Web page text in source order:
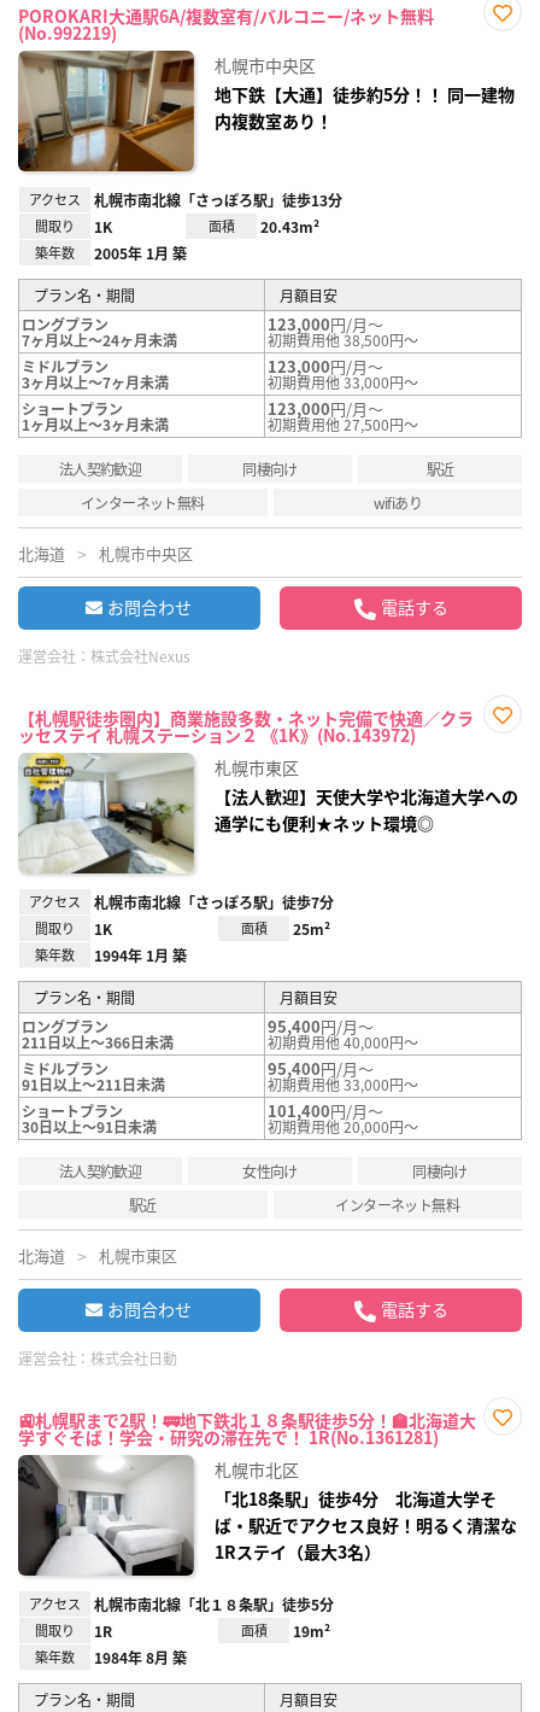
POROKARI大通駅6A/複数室有/バルコニー/ネット無料
(No.992219)
録
札幌市中央区
地下鉄【大通】徒歩約5分！！ 同一建物
内複数室あり！
アクセス 札幌市南北線「さっぽろ駅」徒歩13分
間取り 1K 面積 20.43m²
築年数 2005年 1月 築
プラン名・期間
月額目安
ロングプラン
7ヶ月以上～24ヶ月未満
123,000円/月～
初期費用他 38,500円～
ミドルプラン
3ヶ月以上～7ヶ月未満
123,000円/月～
初期費用他 33,000円～
ショートプラン
1ヶ月以上～3ヶ月未満
123,000円/月～
初期費用他 27,500円～
法人契約歓迎 同棲向け
駅近
インターネット無料
wifiあり
北海道 札幌市中央区
お問合わせ 電話する
運営会社： 株式会社Nexus
【札幌駅徒歩圏内】商業施設多数・ネット完備で快適／クラ
ッセステイ 札幌ステーション２ 《1K》(No.143972)
録
札幌市東区
【法人歓迎】天使大学や北海道大学への
通学にも便利★ネット環境◎
アクセス 札幌市南北線「さっぽろ駅」徒歩7分
間取り 1K 面積 25m²
築年数 1994年 1月 築
プラン名・期間
月額目安
ロングプラン
211日以上～366日未満
95,400円/月～
初期費用他 40,000円～
ミドルプラン
91日以上～211日未満
95,400円/月～
初期費用他 33,000円～
ショートプラン
30日以上～91日未満
101,400円/月～
初期費用他 20,000円～
法人契約歓迎 女性向け
同棲向け
駅近
インターネット無料
北海道 札幌市東区
お問合わせ 電話する
運営会社： 株式会社日動
🚉札幌駅まで2駅！🚃地下鉄北１８条駅徒歩5分！🏫北海道大
学すぐそば！学会・研究の滞在先で！ 1R(No.1361281)
録
札幌市北区
「北18条駅」徒歩4分 北海道大学そ
ば・駅近でアクセス良好！明るく清潔な
1Rステイ（最大3名）
アクセス 札幌市南北線「北１８条駅」徒歩5分
間取り 1R 面積 19m²
築年数 1984年 8月 築
プラン名・期間
月額目安